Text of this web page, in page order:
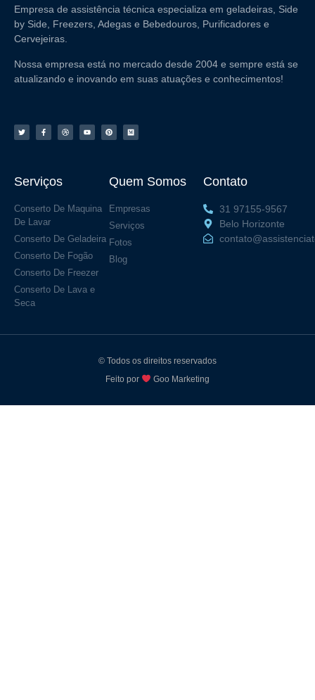
Empresa de assistência técnica especializa em geladeiras, Side
by Side, Freezers, Adegas e Bebedouros, Purificadores e
Cervejeiras.
Nossa empresa está no mercado desde 2004 e sempre está se
atualizando e inovando em suas atuações e conhecimentos!
Serviços
Conserto De Maquina
De Lavar
Conserto De Geladeira
Conserto De Fogão
Conserto De Freezer
Conserto De Lava e
Seca
Quem Somos
Empresas
Serviços
Fotos
Blog
Contato
31 97155-9567
Belo Horizonte
© Todos os direitos reservados
Feito por
Goo Marketing